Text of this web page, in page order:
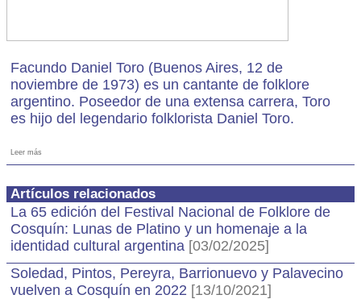
Facundo Daniel Toro (Buenos Aires, 12 de
noviembre de 1973) es un cantante de folklore
argentino. Poseedor de una extensa carrera, Toro
es hijo del legendario folklorista Daniel Toro.
Leer más
Artículos relacionados
La 65 edición del Festival Nacional de Folklore de
Cosquín: Lunas de Platino y un homenaje a la
identidad cultural argentina [03/02/2025]
Soledad, Pintos, Pereyra, Barrionuevo y Palavecino
vuelven a Cosquín en 2022 [13/10/2021]